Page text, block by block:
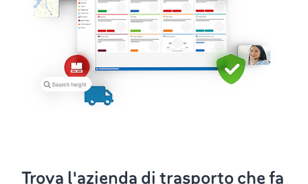
Trova l'azienda di trasporto che fa